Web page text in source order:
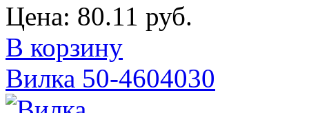
Цена: 80.11 руб.
В корзину
Вилка 50-4604030